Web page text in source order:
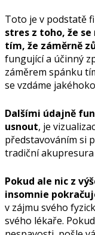
Toto je v podstatě
stres z toho, že
tím, že záměrně
fungující a účinný
záměrem spánku
se vzdáme
Dalšími údajně
usnout, je
představováním si
tradiční
Pokud ale nic z
insomnie
v zájmu svého
svého lékaře.